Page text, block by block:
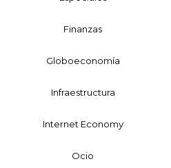
Finanzas
Globoeconomía
Infraestructura
Internet Economy
Ocio